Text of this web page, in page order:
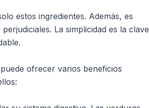
estos ingredientes. Además, es
La simplicidad es la clave
ofrecer varios beneficios